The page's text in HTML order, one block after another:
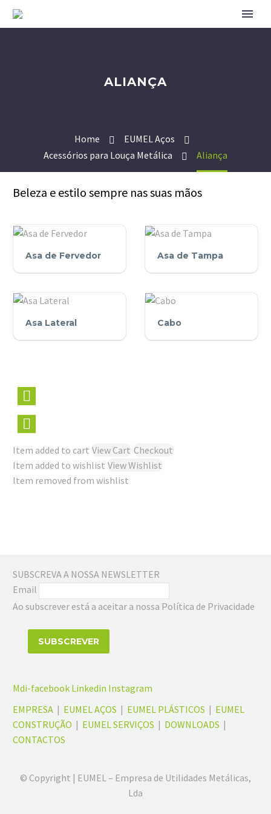
ALIANÇA
Home
EUMEL Aços
Acessórios para Louça Metálica
Aliança
Beleza e estilo sempre nas suas mãos
Fervedor
Asa de Fervedor
Tampa
Asa de Tampa
Asa Lateral Cabo
Item added to cart View Cart Checkout
Item added to wishlist View Wishlist
Item removed from wishlist
SUBSCREVA A NOSSA NEWSLETTER
Email
Ao subscrever está a aceitar a nossa Política de Privacidade
Mdi-facebook Linkedin Instagram
EMPRESA | EUMEL AÇOS | EUMEL PLÁSTICOS | EUMEL
CONSTRUÇÃO | EUMEL SERVIÇOS | DOWNLOADS |
CONTACTOS
© Copyright | EUMEL – Empresa de Utilidades Metálicas,
Lda